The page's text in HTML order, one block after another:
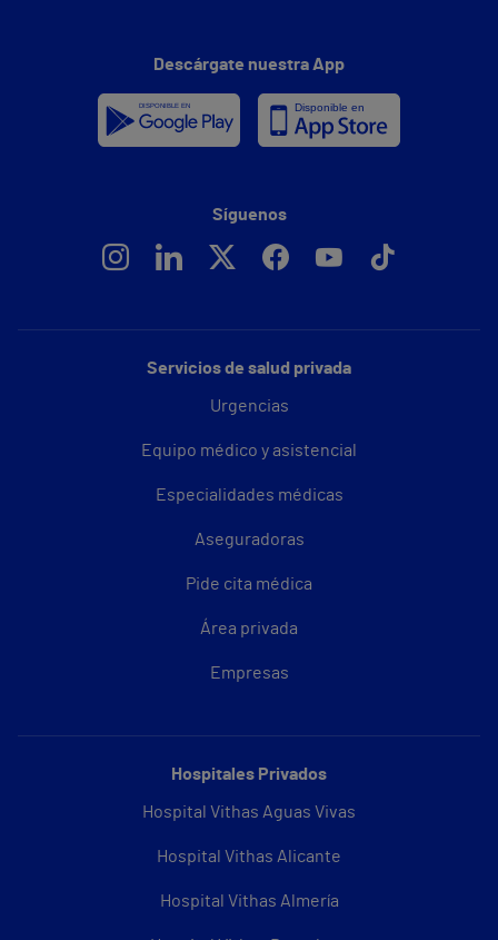
Servicios de salud privada
Urgencias
Equipo médico y asistencial
Especialidades médicas
Aseguradoras
Pide cita médica
Área privada
Empresas
Hospitales Privados
Hospital Vithas Aguas Vivas
Hospital Vithas Alicante
Hospital Vithas Almería
Descárgate nuestra App
Síguenos